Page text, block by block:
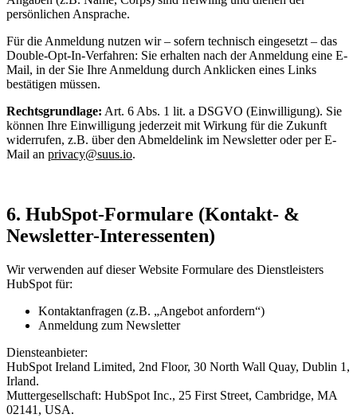
persönlichen Ansprache.
Für die Anmeldung nutzen wir – sofern technisch eingesetzt – das
Double-Opt-In-Verfahren: Sie erhalten nach der Anmeldung eine E-
Mail, in der Sie Ihre Anmeldung durch Anklicken eines Links
bestätigen müssen.
Rechtsgrundlage: Art. 6 Abs. 1 lit. a DSGVO (Einwilligung). Sie
können Ihre Einwilligung jederzeit mit Wirkung für die Zukunft
widerrufen, z.B. über den Abmeldelink im Newsletter oder per E-
Mail an privacy@suus.io.
6. HubSpot-Formulare (Kontakt- &
Newsletter-Interessenten)
Wir verwenden auf dieser Website Formulare des Dienstleisters
HubSpot für:
Kontaktanfragen (z.B. „Angebot anfordern“)
Anmeldung zum Newsletter
Diensteanbieter:
HubSpot Ireland Limited, 2nd Floor, 30 North Wall Quay, Dublin 1,
Irland.
Muttergesellschaft: HubSpot Inc., 25 First Street, Cambridge, MA
02141, USA.